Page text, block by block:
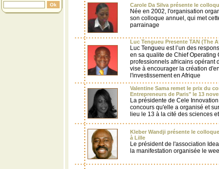
Carole Da Silva présente le
Née en 2002, l'organisation
son colloque annuel, qui met
parrainage
Luc Tengueu Presente TAN (The
Luc Tengueu est l’un des
en sa qualite de Chief Operating
professionnels africains opérant
vise à encourager la création
l'investissement en Afrique
Valentine Sama remet le prix du
Entrepreneurs de Paris" le 13
La présidente de Cele
concours qu'elle a organisé et
lieu le 13 à la cité des sciences
Kleber Wandji présente le
à Lille
Le président de l'association
la manifestation organisée le